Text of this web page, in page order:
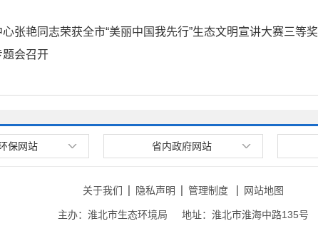
张艳同志荣获全市“美丽中国我先行”生态文明宣讲大赛三等奖
题会召开
保网站 省内政府网站
关于我们 隐私声明 管理制度 网站地图
主办：淮北市生态环境局 地址：淮北市淮海中路135号